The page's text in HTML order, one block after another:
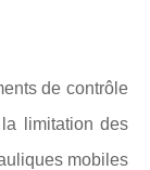
de contrôle
limitation des
mobiles